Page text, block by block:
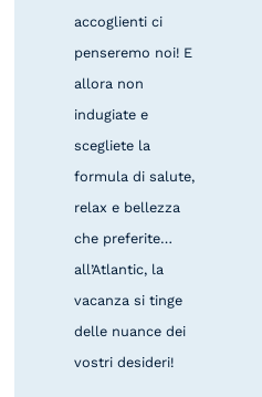
accoglienti ci
penseremo noi! E
allora non
indugiate e
scegliete la
formula di salute,
relax e bellezza
che preferite…
all’Atlantic, la
vacanza si tinge
delle nuance dei
vostri desideri!